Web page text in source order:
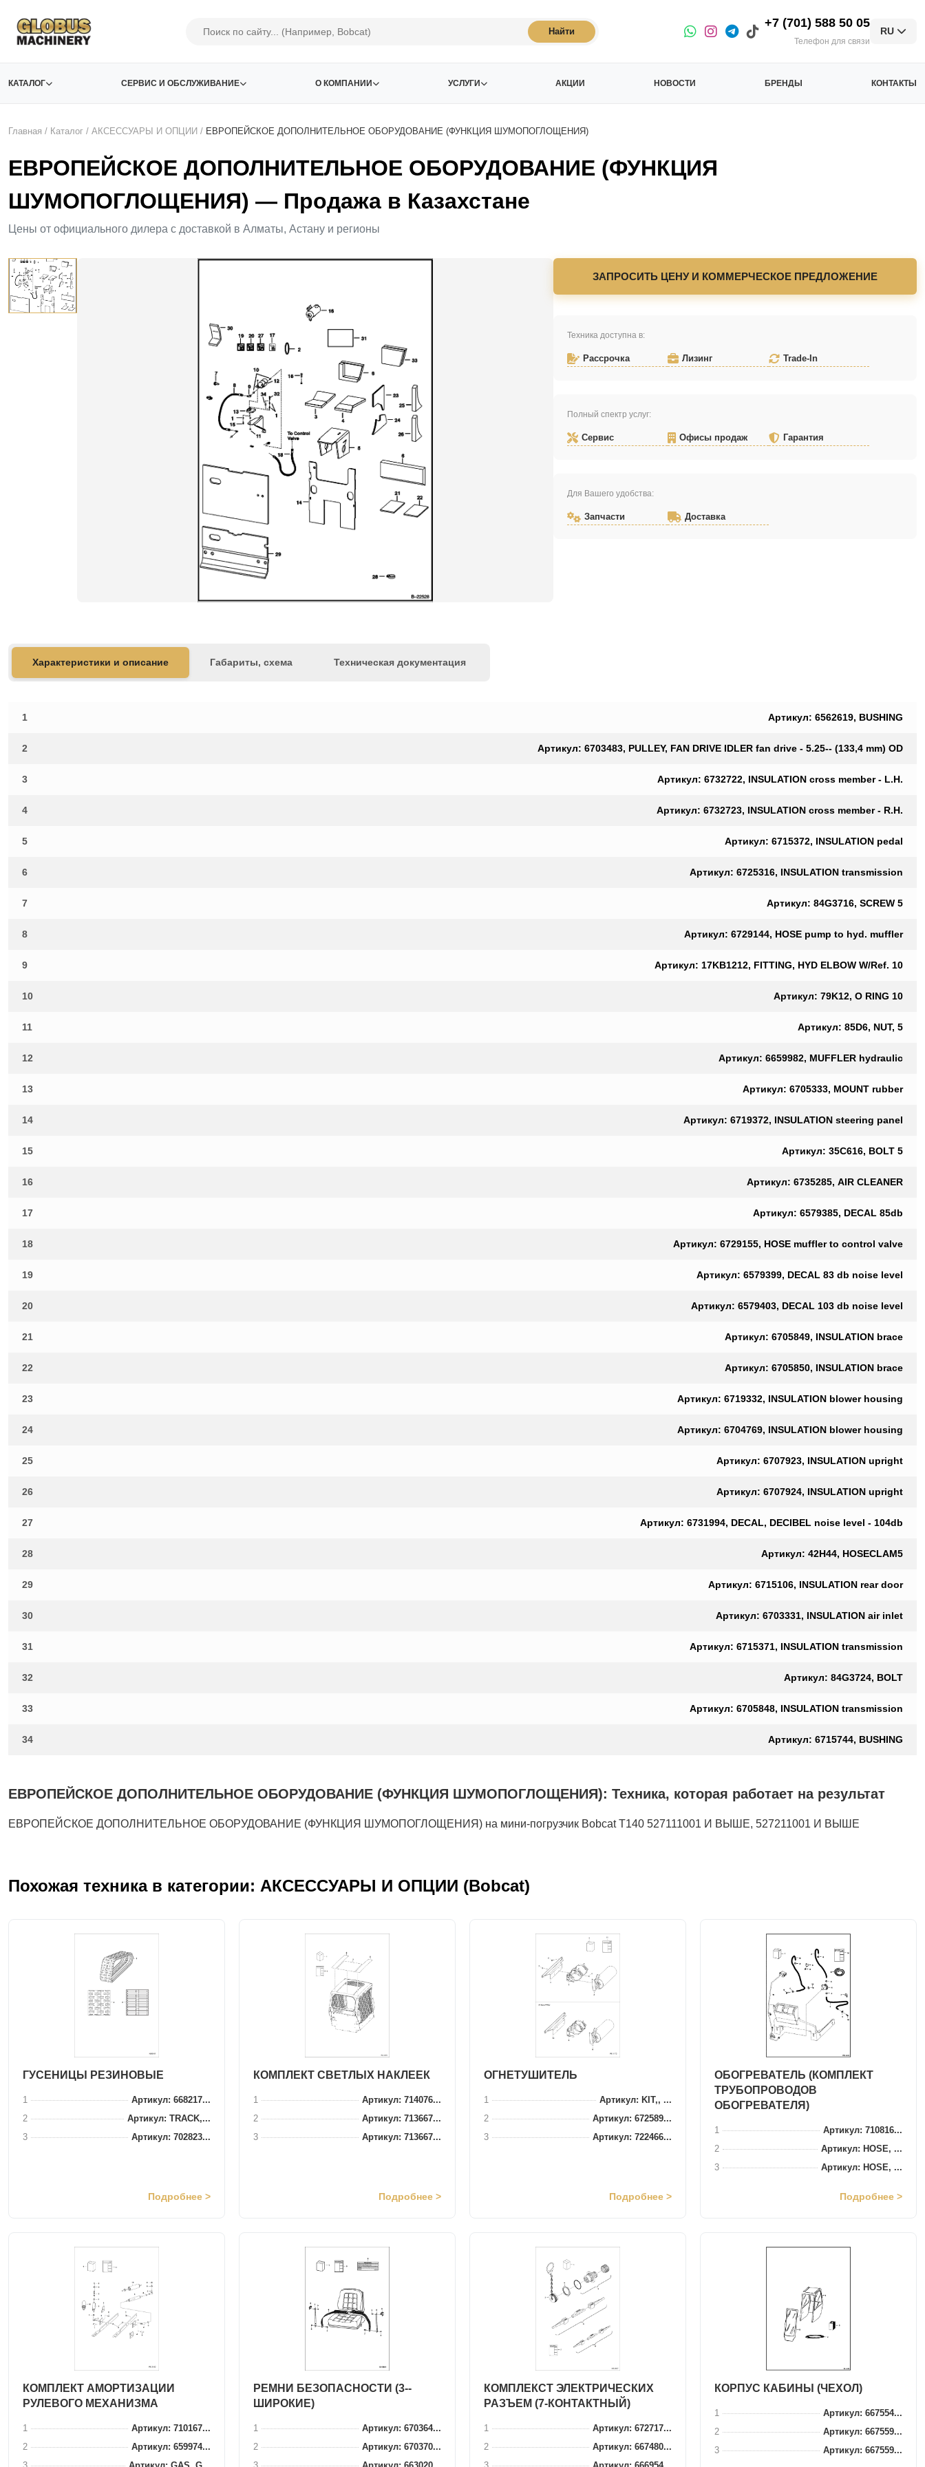
Найти
+7 (701) 588 50 05
Телефон для связи
RU
КАТАЛОГ СЕРВИС И ОБСЛУЖИВАНИЕ О КОМПАНИИ УСЛУГИ АКЦИИ НОВОСТИ БРЕНДЫ КОНТАКТЫ
Главная / Каталог / АКСЕСCУАРЫ И ОПЦИИ / ЕВРОПЕЙСКОЕ ДОПОЛНИТЕЛЬНОЕ ОБОРУДОВАНИЕ (ФУНКЦИЯ ШУМОПОГЛОЩЕНИЯ)
ЕВРОПЕЙСКОЕ ДОПОЛНИТЕЛЬНОЕ ОБОРУДОВАНИЕ (ФУНКЦИЯ
ШУМОПОГЛОЩЕНИЯ) — Продажа в Казахстане
Цены от официального дилера с доставкой в Алматы, Астану и регионы
ЗАПРОСИТЬ ЦЕНУ И КОММЕРЧЕСКОЕ ПРЕДЛОЖЕНИЕ
Техника доступна в:
Рассрочка Лизинг Trade-In
Полный спектр услуг:
Сервис Офисы продаж Гарантия
Для Вашего удобства:
Запчасти Доставка
Характеристики и описание Габариты, схема Техническая документация
1 Артикул: 6562619, BUSHING
2 Артикул: 6703483, PULLEY, FAN DRIVE IDLER fan drive - 5.25-- (133,4 mm) OD
3 Артикул: 6732722, INSULATION cross member - L.H.
4 Артикул: 6732723, INSULATION cross member - R.H.
5 Артикул: 6715372, INSULATION pedal
6 Артикул: 6725316, INSULATION transmission
7 Артикул: 84G3716, SCREW 5
8 Артикул: 6729144, HOSE pump to hyd. muffler
9 Артикул: 17KB1212, FITTING, HYD ELBOW W/Ref. 10
10 Артикул: 79K12, O RING 10
11 Артикул: 85D6, NUT, 5
12 Артикул: 6659982, MUFFLER hydraulic
13 Артикул: 6705333, MOUNT rubber
14 Артикул: 6719372, INSULATION steering panel
15 Артикул: 35C616, BOLT 5
16 Артикул: 6735285, AIR CLEANER
17 Артикул: 6579385, DECAL 85db
18 Артикул: 6729155, HOSE muffler to control valve
19 Артикул: 6579399, DECAL 83 db noise level
20 Артикул: 6579403, DECAL 103 db noise level
21 Артикул: 6705849, INSULATION brace
22 Артикул: 6705850, INSULATION brace
23 Артикул: 6719332, INSULATION blower housing
24 Артикул: 6704769, INSULATION blower housing
25 Артикул: 6707923, INSULATION upright
26 Артикул: 6707924, INSULATION upright
27 Артикул: 6731994, DECAL, DECIBEL noise level - 104db
28 Артикул: 42H44, HOSECLAM5
29 Артикул: 6715106, INSULATION rear door
30 Артикул: 6703331, INSULATION air inlet
31 Артикул: 6715371, INSULATION transmission
32 Артикул: 84G3724, BOLT
33 Артикул: 6705848, INSULATION transmission
34 Артикул: 6715744, BUSHING
ЕВРОПЕЙСКОЕ ДОПОЛНИТЕЛЬНОЕ ОБОРУДОВАНИЕ (ФУНКЦИЯ ШУМОПОГЛОЩЕНИЯ): Техника, которая работает на результат
ЕВРОПЕЙСКОЕ ДОПОЛНИТЕЛЬНОЕ ОБОРУДОВАНИЕ (ФУНКЦИЯ ШУМОПОГЛОЩЕНИЯ) на мини-погрузчик Bobcat T140 527111001 И ВЫШЕ, 527211001 И ВЫШЕ
Похожая техника в категории: АКСЕСCУАРЫ И ОПЦИИ (Bobcat)
ГУСЕНИЦЫ РЕЗИНОВЫЕ
1
Артикул: 668217...
2
Артикул: TRACK,...
3
Артикул: 702823...
Подробнее >
КОМПЛЕКТ СВЕТЛЫХ НАКЛЕЕК
1
Артикул: 714076...
2
Артикул: 713667...
3
Артикул: 713667...
Подробнее >
ОГНЕТУШИТЕЛЬ
1
Артикул: KIT,, ...
2
Артикул: 672589...
3
Артикул: 722466...
Подробнее >
ОБОГРЕВАТЕЛЬ (КОМПЛЕКТ
ТРУБОПРОВОДОВ
ОБОГРЕВАТЕЛЯ)
1
Артикул: 710816...
2
Артикул: HOSE, ...
3
Артикул: HOSE, ...
Подробнее >
КОМПЛЕКТ АМОРТИЗАЦИИ
РУЛЕВОГО МЕХАНИЗМА
1
Артикул: 710167...
2
Артикул: 659974...
РЕМНИ БЕЗОПАСНОСТИ (3--
ШИРОКИЕ)
1
Артикул: 670364...
2
Артикул: 670370...
КОМПЛЕКСТ ЭЛЕКТРИЧЕСКИХ
РАЗЪЕМ (7-КОНТАКТНЫЙ)
1
Артикул: 672717...
2
Артикул: 667480...
КОРПУС КАБИНЫ (ЧЕХОЛ)
1
Артикул: 667554...
2
Артикул: 667559...
3
Артикул: 667559...